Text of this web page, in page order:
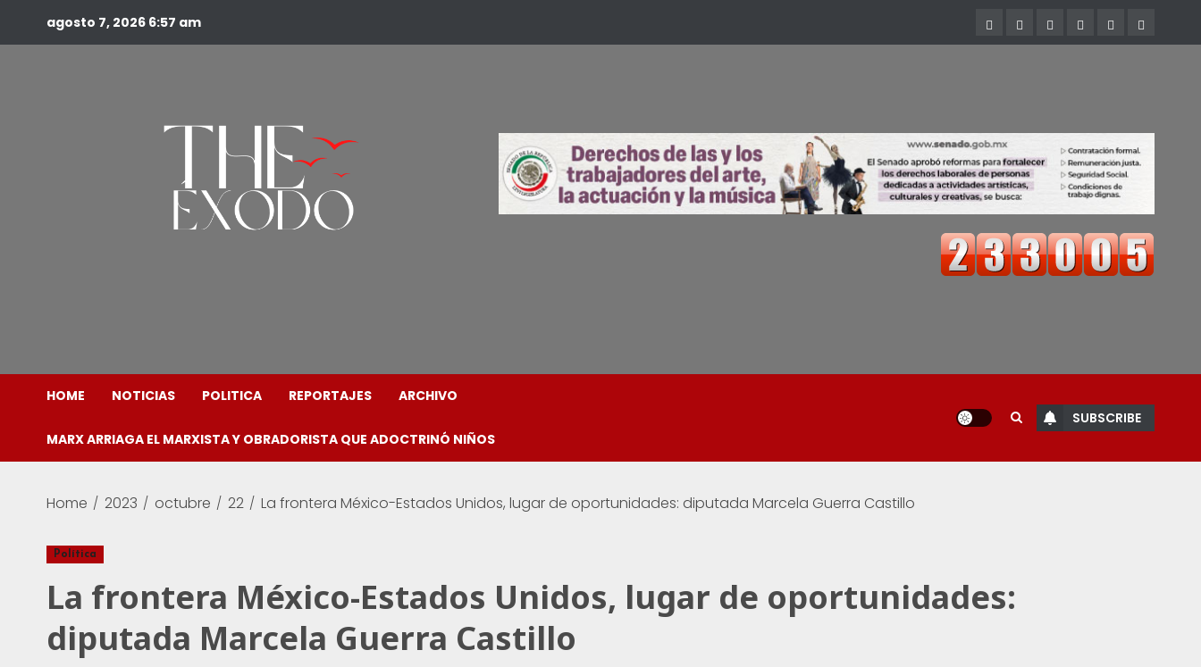
agosto 7, 2026 6:57 am
HOME NOTICIAS POLITICA REPORTAJES ARCHIVO
MARX ARRIAGA EL MARXISTA Y OBRADORISTA QUE ADOCTRINÓ NIÑOS
SUBSCRIBE
Home 2023 octubre 22 La frontera México-Estados Unidos, lugar de oportunidades: diputada Marcela Guerra Castillo
Política
La frontera México-Estados Unidos, lugar de oportunidades:
diputada Marcela Guerra Castillo